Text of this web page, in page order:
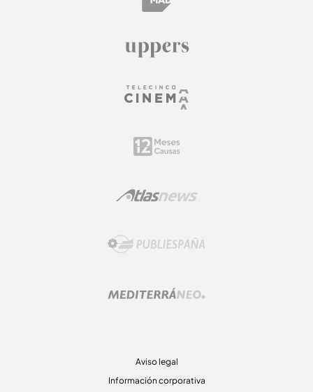
Aviso legal
Información corporativa